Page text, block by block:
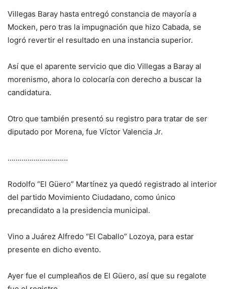
Villegas Baray hasta entregó constancia de mayoría a
Mocken, pero tras la impugnación que hizo Cabada, se
logró revertir el resultado en una instancia superior.
Así que el aparente servicio que dio Villegas a Baray al
morenismo, ahora lo colocaría con derecho a buscar la
candidatura.
Otro que también presentó su registro para tratar de ser
diputado por Morena, fue Víctor Valencia Jr.
…………………………
Rodolfo “El Güero” Martínez ya quedó registrado al interior
del partido Movimiento Ciudadano, como único
precandidato a la presidencia municipal.
Vino a Juárez Alfredo “El Caballo” Lozoya, para estar
presente en dicho evento.
Ayer fue el cumpleaños de El Güero, así que su regalote